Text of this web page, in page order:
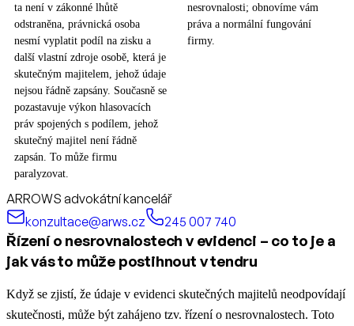
ta není v zákonné lhůtě
odstraněna, právnická osoba
nesmí vyplatit podíl na zisku a
další vlastní zdroje osobě, která je
skutečným majitelem, jehož údaje
nejsou řádně zapsány. Současně se
pozastavuje výkon hlasovacích
práv spojených s podílem, jehož
skutečný majitel není řádně
zapsán. To může firmu
paralyzovat.
nesrovnalosti; obnovíme vám
práva a normální fungování
firmy.
ARROWS advokátní kancelář
konzultace@arws.cz
245 007 740
Řízení o nesrovnalostech v evidenci – co to je a
jak vás to může postihnout v tendru
Když se zjistí, že údaje v evidenci skutečných majitelů neodpovídají
skutečnosti, může být zahájeno tzv. řízení o nesrovnalostech. Toto